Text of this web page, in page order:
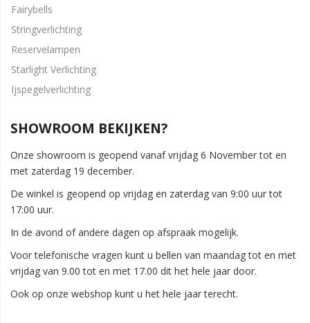
Fairybells
Stringverlichting
Reservelampen
Starlight Verlichting
Ijspegelverlichting
SHOWROOM BEKIJKEN?
Onze showroom is geopend vanaf vrijdag 6 November tot en
met zaterdag 19 december.
De winkel is geopend op vrijdag en zaterdag van 9:00 uur tot
17:00 uur.
In de avond of andere dagen op afspraak mogelijk.
Voor telefonische vragen kunt u bellen van maandag tot en met
vrijdag van 9.00 tot en met 17.00 dit het hele jaar door.
Ook op onze webshop kunt u het hele jaar terecht.